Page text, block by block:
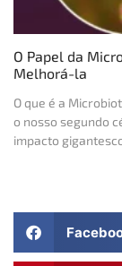
O Papel da
Melhorá-la
O que é a
o nosso segundo
impacto